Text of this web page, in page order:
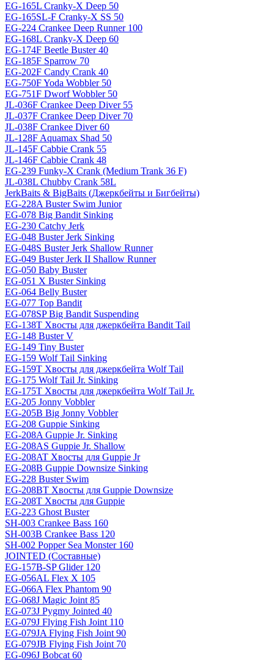
EG-165L Cranky-X Deep 50
EG-165SL-F Cranky-X SS 50
EG-224 Crankee Deep Runner 100
EG-168L Cranky-X Deep 60
EG-174F Beetle Buster 40
EG-185F Sparrow 70
EG-202F Candy Crank 40
EG-750F Yoda Wobbler 50
EG-751F Dworf Wobbler 50
JL-036F Crankee Deep Diver 55
JL-037F Crankee Deep Diver 70
JL-038F Crankee Diver 60
JL-128F Aquamax Shad 50
JL-145F Cabbie Crank 55
JL-146F Cabbie Crank 48
EG-239 Funky-X Crank (Medium Trank 36 F)
JL-038L Chubby Crank 58L
JerkBaits & BigBaits (Джеркбейты и Бигбейты)
EG-228A Buster Swim Junior
EG-078 Big Bandit Sinking
EG-230 Catchy Jerk
EG-048 Buster Jerk Sinking
EG-048S Buster Jerk Shallow Runner
EG-049 Buster Jerk II Shallow Runner
EG-050 Baby Buster
EG-051 X Buster Sinking
EG-064 Belly Buster
EG-077 Top Bandit
EG-078SP Big Bandit Suspending
EG-138T Хвосты для джеркбейта Bandit Tail
EG-148 Buster V
EG-149 Tiny Buster
EG-159 Wolf Tail Sinking
EG-159T Хвосты для джеркбейта Wolf Tail
EG-175 Wolf Tail Jr. Sinking
EG-175T Хвосты для джеркбейта Wolf Tail Jr.
EG-205 Jonny Vobbler
EG-205B Big Jonny Vobbler
EG-208 Guppie Sinking
EG-208A Guppie Jr. Sinking
EG-208AS Guppie Jr. Shallow
EG-208AT Хвосты для Guppie Jr
EG-208B Guppie Downsize Sinking
EG-228 Buster Swim
EG-208BT Хвосты для Guppie Downsize
EG-208T Хвосты для Guppie
EG-223 Ghost Buster
SH-003 Crankee Bass 160
SH-003B Crankee Bass 120
SH-002 Popper Sea Monster 160
JOINTED (Составные)
EG-157B-SP Glider 120
EG-056AL Flex X 105
EG-066A Flex Phantom 90
EG-068J Magic Joint 85
EG-073J Pygmy Jointed 40
EG-079J Flying Fish Joint 110
EG-079JA Flying Fish Joint 90
EG-079JB Flying Fish Joint 70
EG-096J Bobcat 60